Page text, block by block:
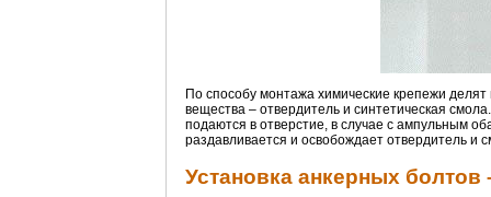
По способу монтажа химические крепежи
вещества – отвердитель и синтетическая
подаются в отверстие, в случае с ампульным
раздавливается и освобождает отвердитель и
Установка анкерных